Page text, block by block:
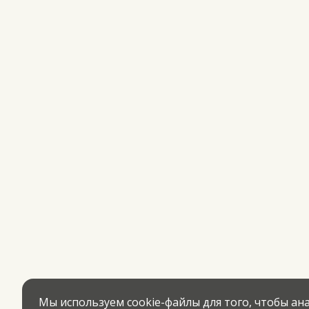
Мы используем cookie-файлы для того, чтобы